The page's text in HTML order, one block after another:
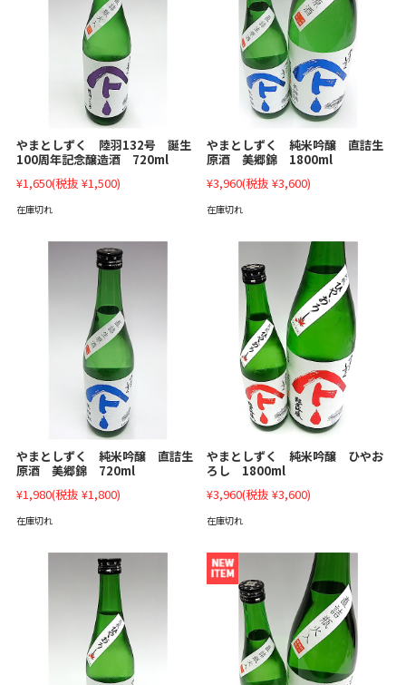
やまとしずく 陸羽132号 誕生
100周年記念醸造酒 720ml
¥1,650(税抜 ¥1,500)
在庫切れ
やまとしずく 純米吟醸 直詰生
原酒 美郷錦 1800ml
¥3,960(税抜 ¥3,600)
在庫切れ
やまとしずく 純米吟醸 直詰生
原酒 美郷錦 720ml
¥1,980(税抜 ¥1,800)
在庫切れ
やまとしずく 純米吟醸 ひやお
ろし 1800ml
¥3,960(税抜 ¥3,600)
在庫切れ